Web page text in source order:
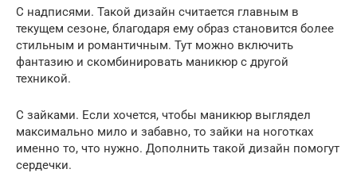
С надписями. Такой дизайн считается главным в
текущем сезоне, благодаря ему образ становится более
стильным и романтичным. Тут можно включить
фантазию и скомбинировать маникюр с другой
техникой.
С зайками. Если хочется, чтобы маникюр выглядел
максимально мило и забавно, то зайки на ноготках
именно то, что нужно. Дополнить такой дизайн помогут
сердечки.